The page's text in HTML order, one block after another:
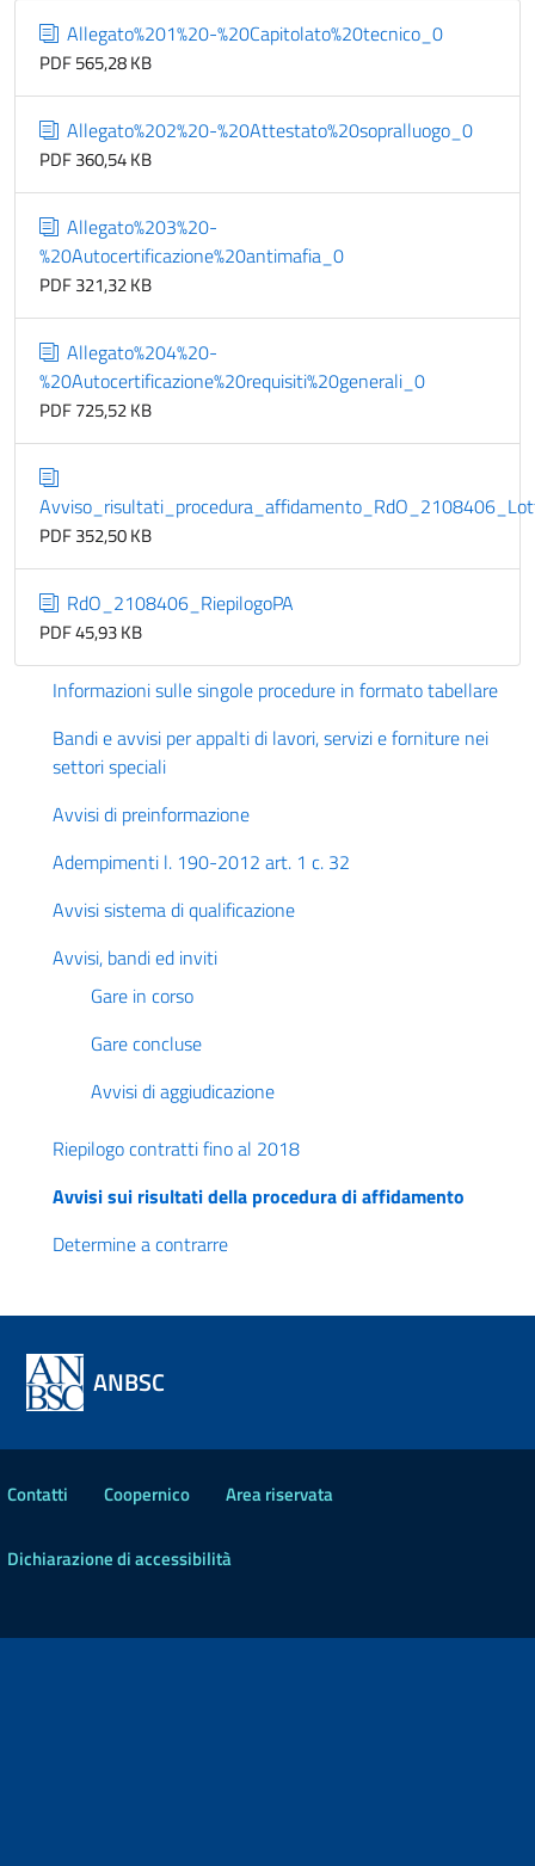
Allegato%201%20-%20Capitolato%20tecnico_0
PDF 565,28 KB
Allegato%202%20-%20Attestato%20sopralluogo_0
PDF 360,54 KB
Allegato%203%20-
%20Autocertificazione%20antimafia_0
PDF 321,32 KB
Allegato%204%20-
%20Autocertificazione%20requisiti%20generali_0
PDF 725,52 KB
PDF 352,50 KB
RdO_2108406_RiepilogoPA
PDF 45,93 KB
Informazioni sulle singole procedure in formato tabellare
Bandi e avvisi per appalti di lavori, servizi e forniture nei
settori speciali
Avvisi di preinformazione
Adempimenti l. 190-2012 art. 1 c. 32
Avvisi sistema di qualificazione
Avvisi, bandi ed inviti
Gare in corso
Gare concluse
Avvisi di aggiudicazione
Riepilogo contratti fino al 2018
Avvisi sui risultati della procedura di affidamento
Determine a contrarre
ANBSC
Contatti Coopernico Area riservata
Dichiarazione di accessibilità